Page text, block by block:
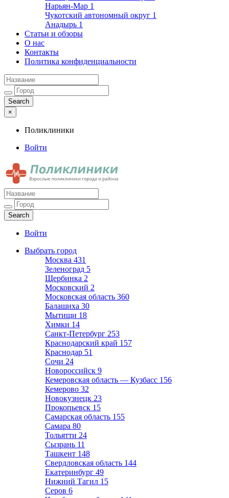
Нарьян-Мар 1
Чукотский автономный округ 1
Анадырь 1
Статьи и обзоры
О нас
Контакты
Политика конфиденциальности
×
Поликлиники
Войти
Поликлиники
Взрослые поликлиники города и района
Войти
Выбрать город
Москва 431
Зеленоград 5
Щербинка 2
Московский 2
Московская область 360
Балашиха 30
Мытищи 18
Химки 14
Санкт-Петербург 253
Краснодарский край 157
Краснодар 51
Сочи 24
Новороссийск 9
Кемеровская область — Кузбасс 156
Кемерово 32
Новокузнецк 23
Прокопьевск 15
Самарская область 155
Самара 80
Тольятти 24
Сызрань 11
Ташкент 148
Свердловская область 144
Екатеринбург 49
Нижний Тагил 15
Серов 6